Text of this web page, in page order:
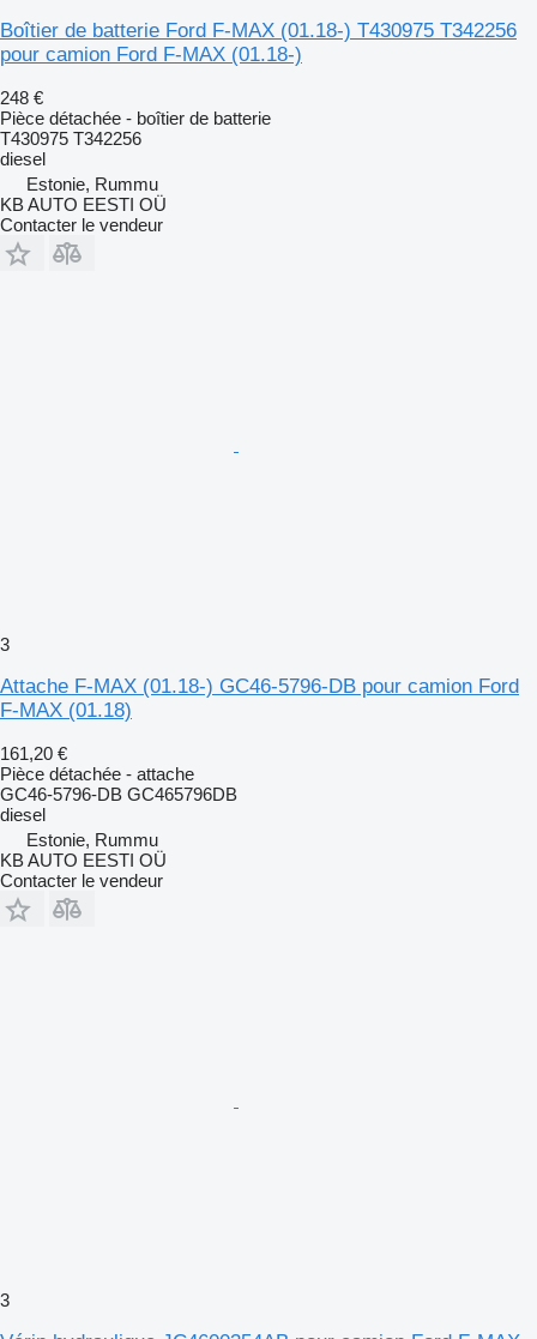
Boîtier de batterie Ford F-MAX (01.18-) T430975 T342256
pour camion Ford F-MAX (01.18-)
248 €
Pièce détachée - boîtier de batterie
T430975 T342256
diesel
Estonie, Rummu
KB AUTO EESTI OÜ
Contacter le vendeur
3
Attache F-MAX (01.18-) GC46-5796-DB pour camion Ford
F-MAX (01.18)
161,20 €
Pièce détachée - attache
GC46-5796-DB GC465796DB
diesel
Estonie, Rummu
KB AUTO EESTI OÜ
Contacter le vendeur
3